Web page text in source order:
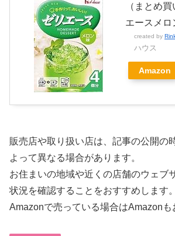
（まとめ
エースメロ
created by
ハウス
Amazon
販売店や取り扱い店は、記事の公開の
よって異なる場合があります。
お住まいの地域や近くの店舗のウェブ
状況を確認することをおすすめします。
Amazonで売っている場合はAmazonも